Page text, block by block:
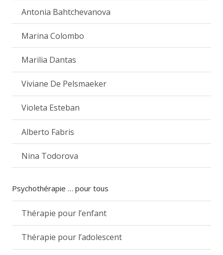
Antonia Bahtchevanova
Marina Colombo
Marilia Dantas
Viviane De Pelsmaeker
Violeta Esteban
Alberto Fabris
Nina Todorova
Psychothérapie … pour tous
Thérapie pour l’enfant
Thérapie pour l’adolescent